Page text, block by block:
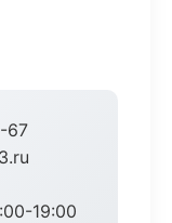
67
19:00